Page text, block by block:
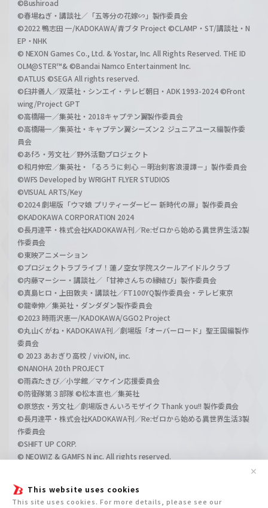
This website uses cookies
This site uses cookies. For more details, please see our
✕
©Bushiroad
©春場ねぎ・講談社／「五等分の花嫁∽」製作委員会
©2022 鴨志田 一/KADOKAWA/青ブタ Project ©CLAMP・ST/講談社・N
EP・NHK
© NEXON Games Co., Ltd. & Yostar, Inc. All Rights Reserved. THE ID
OLM@STER™& ©Bandai Namco Entertainment Inc.
©ATLUS ©SEGA All rights reserved.
©臼井儀人／双葉社・シンエイ・テレビ朝日・ADK 1993-2024 ©Front
wing/Project GPT
©高橋陽一／集英社・2018キャプテン翼製作委員会
©高橋陽一／集英社・キャプテン翼シーズン２ ジュニアユース編製作委
員会
©あfろ・芳文社／野外活動プロジェクト
©和月伸宏／集英社・「るろうに剣心 －明治剣客浪漫譚－」製作委員会
©WFS Developed by WRIGHT FLYER STUDIOS
©VISUAL ARTS/Key
©2024 劇場版「ウマ娘 プリティーダービー 新時代の扉」製作委員会
©KADOKAWA CORPORATION 2024
©長月達平・株式会社KADOKAWA刊／Re:ゼロから始める異世界生活2製
作委員会
©東映アニメーション
©プロジェクトラブライブ！蓮ノ空女学院スクールアイドルクラブ
©内藤マーシー・講談社／「甘神さんちの縁結び」製作委員会
©真島ヒロ・上田敦夫・講談社／FT100YQ製作委員会・テレビ東京
©龍幸伸／集英社・ダンダダン製作委員会
©2023 時雨沢恵一/KADOKAWA/GGO2 Project
©丸山くがね・KADOKAWA刊／劇場版「オーバーロード」聖王国編製作
委員会
© 2023 あおぎり高校 / viviON, inc.
©NANOHA 20th PROJECT
©雨森たきび／小学館／マケイン応援委員会
©防衛隊第３部隊 ©松本直也／集英社
©原悠衣・芳文社／劇場版きんいろモザイク Thank you!! 製作委員会
©長月達平・株式会社KADOKAWA刊／Re:ゼロから始める異世界生活3製
作委員会
©SHIFT UP CORP.
© NEOWIZ & GAMFS N inc. All rights reserved.
©GIRLS und PANZER Film Projekt